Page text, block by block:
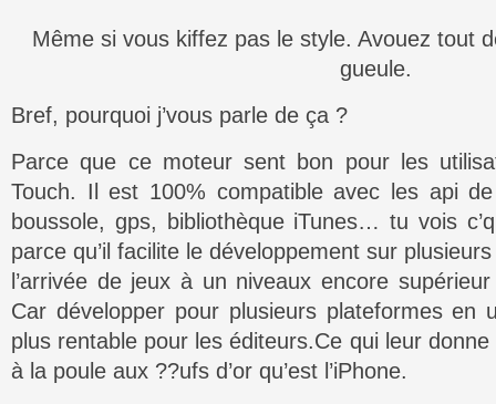
Même si vous kiffez pas le style. Avouez tout
gueule.
Bref, pourquoi j’vous parle de ça ?
Parce que ce moteur sent bon pour les
Touch. Il est 100% compatible avec les api
boussole, gps, bibliothèque iTunes… tu vois
parce qu’il facilite le développement sur
l’arrivée de jeux à un niveaux encore
Car développer pour plusieurs plateformes en
plus rentable pour les éditeurs.Ce qui leur donne
à la poule aux ??ufs d’or qu’est l’iPhone.